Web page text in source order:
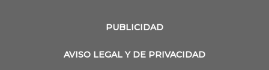
PUBLICIDAD
AVISO LEGAL Y DE PRIVACIDAD